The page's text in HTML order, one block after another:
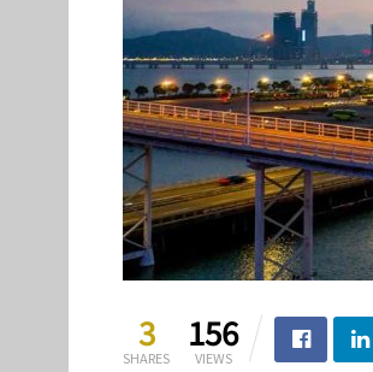
3
SHARES
156
VIEWS